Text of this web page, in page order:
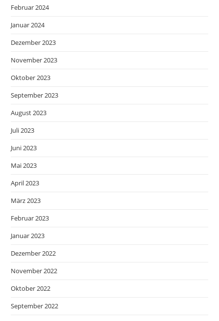
Februar 2024
Januar 2024
Dezember 2023
November 2023
Oktober 2023
September 2023
August 2023
Juli 2023
Juni 2023
Mai 2023
April 2023
März 2023
Februar 2023
Januar 2023
Dezember 2022
November 2022
Oktober 2022
September 2022